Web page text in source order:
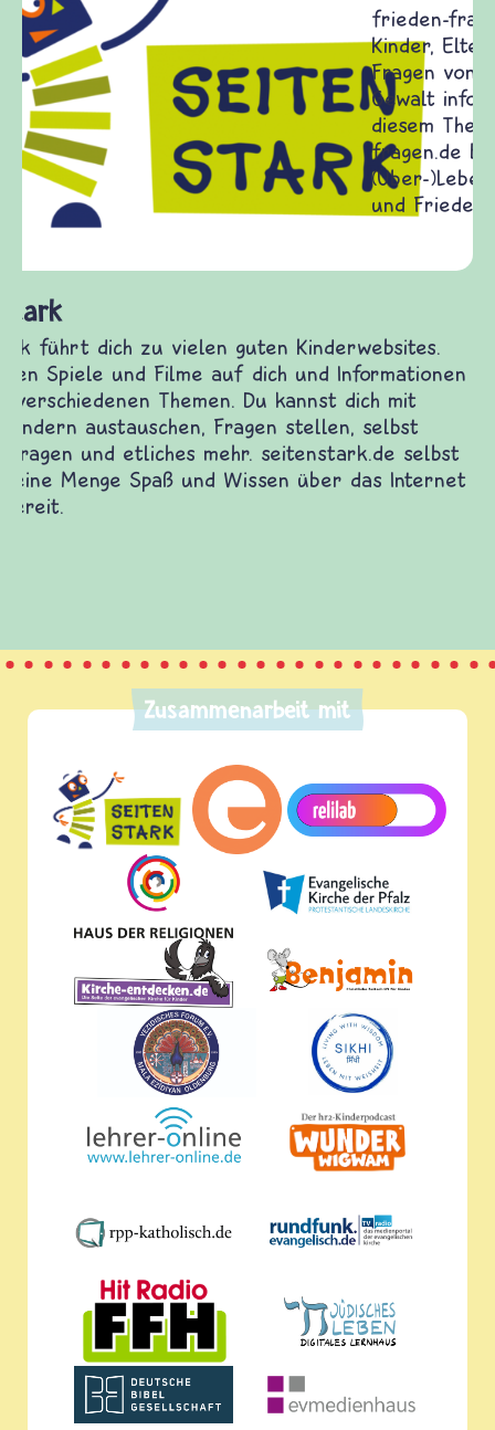
Frieden Fragen
frieden-fragen.de ist ein Internet-Angebot für
Kinder, Eltern und ErzieherInnen das zu
Fragen von Krieg und Frieden, Streit und
Gewalt informiert und einen Austausch zu
diesem Themenbereich ermöglicht. frieden-
fragen.de bietet Antworten auf wichtige
(Über-)Lebensfragen aus den Bereichen Krieg
Zusammenarbeit mit